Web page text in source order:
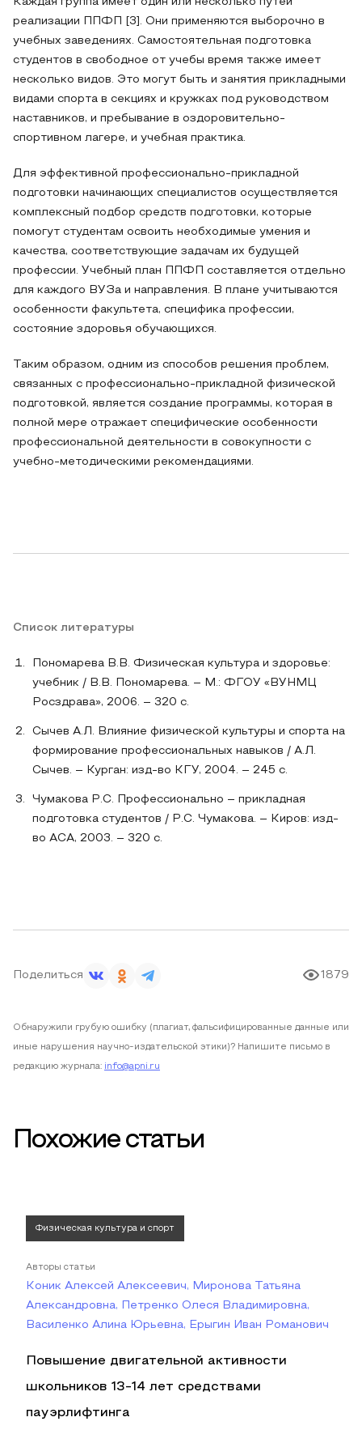
реализации ППФП [3]. Они применяются выборочно в
учебных заведениях. Самостоятельная подготовка
студентов в свободное от учебы время также имеет
несколько видов. Это могут быть и занятия прикладными
видами спорта в секциях и кружках под руководством
наставников, и пребывание в оздоровительно-
спортивном лагере, и учебная практика.
Для эффективной профессионально-прикладной
подготовки начинающих специалистов осуществляется
комплексный подбор средств подготовки, которые
помогут студентам освоить необходимые умения и
качества, соответствующие задачам их будущей
профессии. Учебный план ППФП составляется отдельно
для каждого ВУЗа и направления. В плане учитываются
особенности факультета, специфика профессии,
состояние здоровья обучающихся.
Таким образом, одним из способов решения проблем,
связанных с профессионально-прикладной физической
подготовкой, является создание программы, которая в
полной мере отражает специфические особенности
профессиональной деятельности в совокупности с
учебно-методическими рекомендациями.
Список литературы
Пономарева В.В. Физическая культура и здоровье:
учебник / В.В. Пономарева. – М.: ФГОУ «ВУНМЦ
Росздрава», 2006. – 320 с.
Сычев А.Л. Влияние физической культуры и спорта на
формирование профессиональных навыков / А.Л.
Сычев. – Курган: изд-во КГУ, 2004. – 245 с.
Чумакова Р.С. Профессионально – прикладная
подготовка студентов / Р.С. Чумакова. – Киров: изд-
во АСА, 2003. – 320 с.
Поделиться 1879
Обнаружили грубую ошибку (плагиат, фальсифицированные данные или
иные нарушения научно-издательской этики)? Напишите письмо в
редакцию журнала: info@apni.ru
Похожие статьи
Физическая культура и спорт
Авторы статьи
Коник Алексей Алексеевич, Миронова Татьяна
Александровна, Петренко Олеся Владимировна,
Василенко Алина Юрьевна, Ерыгин Иван Романович
Повышение двигательной активности
школьников 13-14 лет средствами
пауэрлифтинга